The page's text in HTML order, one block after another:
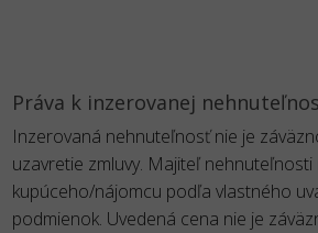
Práva k inzerovanej
Inzerovaná nehnuteľnosť nie je
uzavretie zmluvy. Majiteľ
kupúceho/nájomcu podľa vlastného
podmienok. Uvedená cena nie je